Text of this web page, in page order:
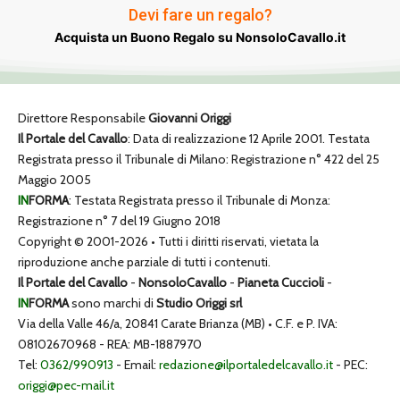
Devi fare un regalo?
Acquista un Buono Regalo su NonsoloCavallo.it
Direttore ResponsabileGiovanni Origgi
Il Portale del Cavallo: Data di realizzazione 12 Aprile 2001. Testata
Registrata presso il Tribunale di Milano: Registrazione n° 422 del 25
Maggio 2005
INFORMA: Testata Registrata presso il Tribunale di Monza:
Registrazione n° 7 del 19 Giugno 2018
Copyright © 2001-2026 • Tutti i diritti riservati, vietata la
riproduzione anche parziale di tutti i contenuti.
Il Portale del Cavallo - NonsoloCavallo - Pianeta Cuccioli -
INFORMAsono marchi di Studio Origgi srl
Via della Valle 46/a, 20841 Carate Brianza (MB) • C.F. e P. IVA:
08102670968 - REA: MB-1887970
Tel: 0362/990913 - Email: redazione@ilportaledelcavallo.it - PEC:
origgi@pec-mail.it